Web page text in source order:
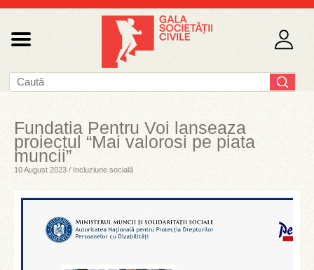
Fundatia Pentru Voi lanseaza
proiectul “Mai valorosi pe piata
muncii”
10 August 2023 / Incluziune socială